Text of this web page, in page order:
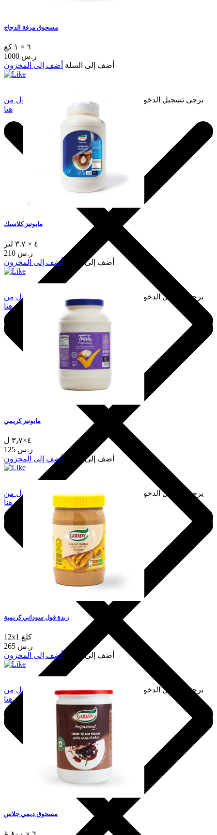
مسحوق مرقة الدجاج
٦ × ١ كغ
1000 ر.س
أضف إلى السلة أضف إلى المخزون
يرجى تسجيل الدخول لإضافة هذا إلى المفضلة.
سجّل الدخول من
هنا
مايونيز كلاسيك
٤ × ٣.٧ لتر
210 ر.س
أضف إلى السلة
أضف إلى المخزون
يرجى تسجيل الدخول لإضافة هذا إلى المفضلة.
سجّل الدخول من
هنا
مايونيز كريمي
٤×٣٫٧ ل
125 ر.س
أضف إلى السلة
أضف إلى المخزون
يرجى تسجيل الدخول لإضافة هذا إلى المفضلة.سجّل الدخول من
هنا
زبدة فول سوداني كريمية
12x1 كلغ
265 ر.س
أضف إلى السلة
أضف إلى المخزون
يرجى تسجيل الدخول لإضافة هذا إلى المفضلة.سجّل الدخول من
هنا
مسحوق ديمي جلاس